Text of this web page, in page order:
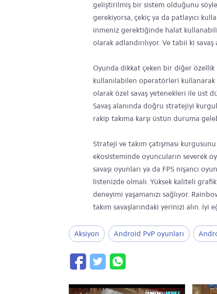
geliştirilmiş bir sistem olduğunu
gerekiyorsa, çekiç ya da patlayıcı
inmeniz gerektiğinde halat
olarak adlandırılıyor. Ve tabii ki
Oyunda dikkat çeken bir diğer özellik
kullanılabilen operatörleri kullanarak
olarak özel savaş yetenekleri ile üst
Savaş alanında doğru stratejiyi
rakip takıma karşı üstün duruma
Strateji ve takım çatışması
ekosisteminde oyuncuların severek
savaşı oyunları ya da FPS nişancı
listenizde olmalı. Yüksek kaliteli
deneyimi yaşamanızı sağlıyor.
takım savaşlarındaki yerinizi alın. İyi
Aksiyon Android PvP oyunları